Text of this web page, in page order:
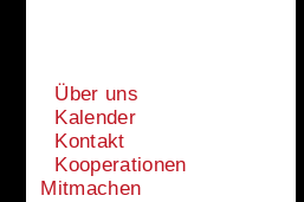
Über uns
Kalender
Kontakt
Kooperationen
Mitmachen